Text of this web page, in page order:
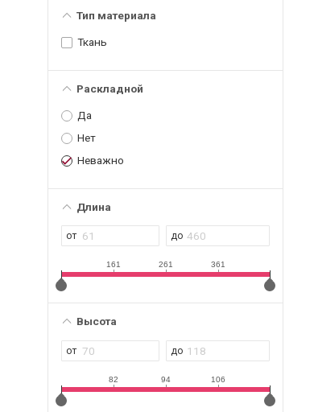
Тип материала
Ткань
Раскладной
Да
Нет
Неважно
Длина
161 261 361
Высота
82 94 106